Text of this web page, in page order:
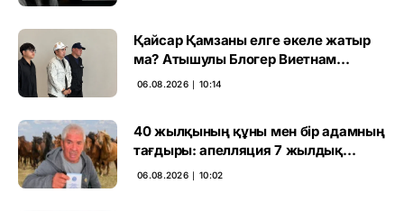
Қайсар Қамзаны елге әкеле жатыр
ма? Атышулы Блогер Виетнам
әуежайында көзге түсті
06.08.2026 ∣ 10:14
40 жылқының құны мен бір адамның
тағдыры: апелляция 7 жылдық
үкімді бұзды
06.08.2026 ∣ 10:02